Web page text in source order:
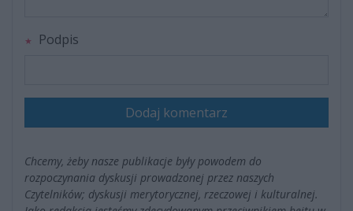
Podpis
Dodaj komentarz
Chcemy, żeby nasze publikacje były powodem do
rozpoczynania dyskusji prowadzonej przez naszych
Czytelników; dyskusji merytorycznej, rzeczowej i kulturalnej.